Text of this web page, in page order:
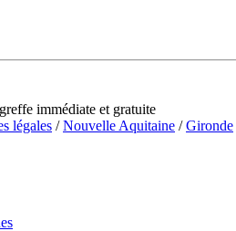
immédiate et gratuite
légales /Nouvelle Aquitaine /Gironde